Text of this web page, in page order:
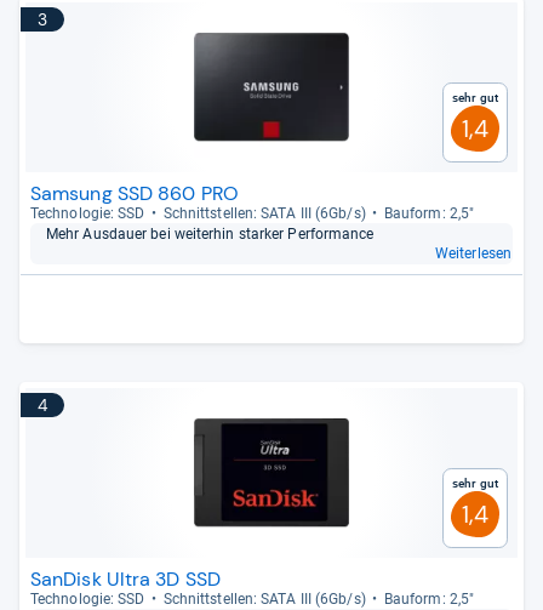
3
Sehr gut
1,4
Samsung SSD 860 PRO
Tech­no­lo­gie: SSD Schnitt­stel­len: SATA III (6Gb/s)
Bau­form: 2,5"
Mehr Aus­dauer bei wei­ter­hin star­ker Per­for­mance
Weiterlesen
4
Sehr gut
1,4
SanDisk Ultra 3D SSD
Tech­no­lo­gie: SSD Schnitt­stel­len: SATA III (6Gb/s)
Bau­form: 2,5"